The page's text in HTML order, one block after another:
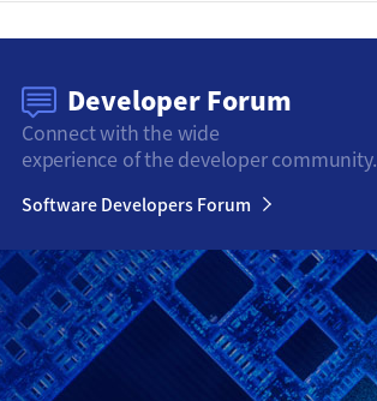
Developer Forum
Connect with the wide
experience of the developer community.
Software Developers Forum